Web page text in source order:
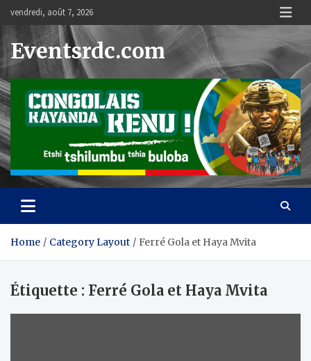
content
vendredi, août 7, 2026
Eventsrdc.com
Home Category Layout Ferré Gola et Haya Mvita
Étiquette : Ferré Gola et Haya Mvita